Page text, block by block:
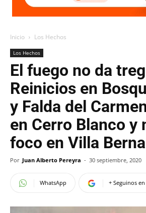
Inicio Los Hechos
Los Hechos
El fuego no da
Reinicios en
y Falda del
en Cerro Blanco y
foco en Villa Berna
Por Juan Alberto Pereyra - 30 septiembre, 2020
WhatsApp + Seguinos